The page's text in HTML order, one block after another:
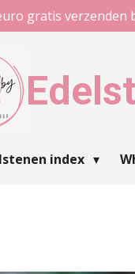
gratis verzenden
index